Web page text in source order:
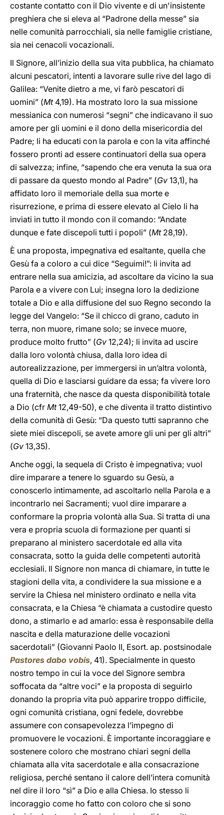
costante contatto con il Dio vivente e di un'insistente
preghiera che si eleva al “Padrone della messe” sia
nelle comunità parrocchiali, sia nelle famiglie cristiane,
sia nei cenacoli vocazionali.
Il Signore, all’inizio della sua vita pubblica, ha chiamato
alcuni pescatori, intenti a lavorare sulle rive del lago di
Galilea: “Venite dietro a me, vi farò pescatori di
uomini” (Mt4,19). Ha mostrato loro la sua missione
messianica con numerosi “segni” che indicavano il suo
amore per gli uomini e il dono della misericordia del
Padre; li ha educati con la parola e con la vita affinché
fossero pronti ad essere continuatori della sua opera
di salvezza; infine, “sapendo che era venuta la sua ora
di passare da questo mondo al Padre” (Gv 13,1), ha
affidato loro il memoriale della sua morte e
risurrezione, e prima di essere elevato al Cielo li ha
inviati in tutto il mondo con il comando: “Andate
dunque e fate discepoli tutti i popoli” (Mt28,19).
È una proposta, impegnativa ed esaltante, quella che
Gesù fa a coloro a cui dice “Seguimi!”: li invita ad
entrare nella sua amicizia, ad ascoltare da vicino la sua
Parola e a vivere con Lui; insegna loro la dedizione
totale a Dio e alla diffusione del suo Regno secondo la
legge del Vangelo: “Se il chicco di grano, caduto in
terra, non muore, rimane solo; se invece muore,
produce molto frutto” (Gv 12,24); li invita ad uscire
dalla loro volontà chiusa, dalla loro idea di
autorealizzazione, per immergersi in un’altra volontà,
quella di Dio e lasciarsi guidare da essa; fa vivere loro
una fraternità, che nasce da questa disponibilità totale
a Dio (cfr Mt12,49-50), e che diventa il tratto distintivo
della comunità di Gesù: “Da questo tutti sapranno che
siete miei discepoli, se avete amore gli uni per gli altri”
(Gv 13,35).
Anche oggi, la sequela di Cristo è impegnativa; vuol
dire imparare a tenere lo sguardo su Gesù, a
conoscerlo intimamente, ad ascoltarlo nella Parola e a
incontrarlo nei Sacramenti; vuol dire imparare a
conformare la propria volontà alla Sua. Si tratta di una
vera e propria scuola di formazione per quanti si
preparano al ministero sacerdotale ed alla vita
consacrata, sotto la guida delle competenti autorità
ecclesiali. Il Signore non manca di chiamare, in tutte le
stagioni della vita, a condividere la sua missione e a
servire la Chiesa nel ministero ordinato e nella vita
consacrata, e la Chiesa “è chiamata a custodire questo
dono, a stimarlo e ad amarlo: essa è responsabile della
nascita e della maturazione delle vocazioni
sacerdotali” (Giovanni Paolo II, Esort. ap. postsinodale
Pastores dabo vobis, 41). Specialmente in questo
nostro tempo in cui la voce del Signore sembra
soffocata da “altre voci” e la proposta di seguirlo
donando la propria vita può apparire troppo difficile,
ogni comunità cristiana, ogni fedele, dovrebbe
assumere con consapevolezza l’impegno di
promuovere le vocazioni. È importante incoraggiare e
sostenere coloro che mostrano chiari segni della
chiamata alla vita sacerdotale e alla consacrazione
religiosa, perché sentano il calore dell’intera comunità
nel dire il loro “sì” a Dio e alla Chiesa. Io stesso li
incoraggio come ho fatto con coloro che si sono